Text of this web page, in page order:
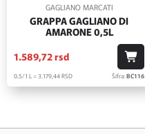
GAGLIANO MARCATI
GRAPPA GAGLIANO DI
AMARONE 0,5L
1.589,72rsd
0.5/1 L = 3.179,44RSD Šifra:BC116